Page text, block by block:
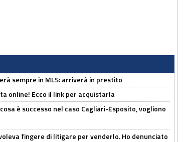
sempre in MLS: arriverà in prestito
online! Ecco il link per acquistarla
è successo nel caso Cagliari-Esposito, vogliono
fingere di litigare per venderlo. Ho denunciato